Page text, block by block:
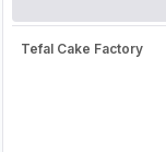
Tefal Cake Factory